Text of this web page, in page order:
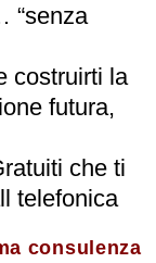
“senza
costruirti la
futura,
che ti
telefonica
consulenza